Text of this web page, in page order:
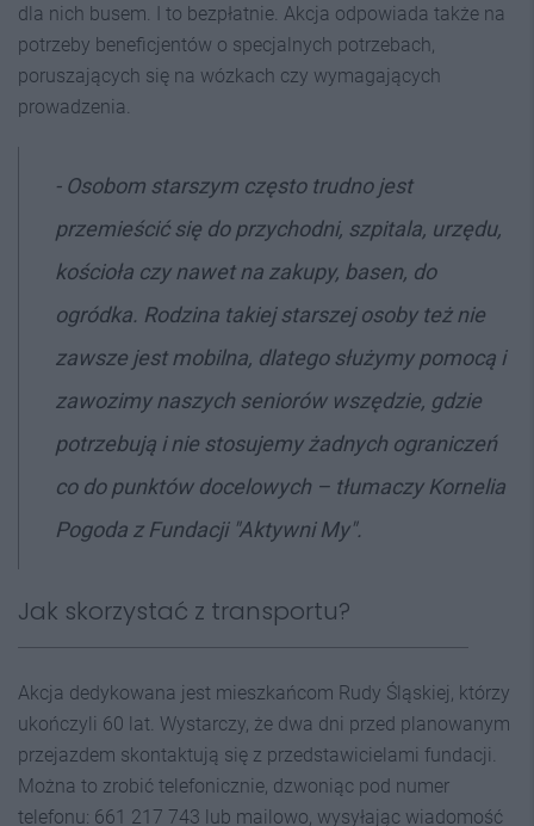
dla nich busem. I to bezpłatnie. Akcja odpowiada także na
potrzeby beneficjentów o specjalnych potrzebach,
poruszających się na wózkach czy wymagających
prowadzenia.
- Osobom starszym często trudno jest
przemieścić się do przychodni, szpitala, urzędu,
kościoła czy nawet na zakupy, basen, do
ogródka. Rodzina takiej starszej osoby też nie
zawsze jest mobilna, dlatego służymy pomocą i
zawozimy naszych seniorów wszędzie, gdzie
potrzebują i nie stosujemy żadnych ograniczeń
co do punktów docelowych – tłumaczy Kornelia
Pogoda z Fundacji "Aktywni My".
Jak skorzystać z transportu?
Akcja dedykowana jest mieszkańcom Rudy Śląskiej, którzy
ukończyli 60 lat. Wystarczy, że dwa dni przed planowanym
przejazdem skontaktują się z przedstawicielami fundacji.
Można to zrobić telefonicznie, dzwoniąc pod numer
telefonu: 661 217 743 lub mailowo, wysyłając wiadomość